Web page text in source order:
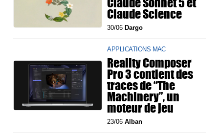
Claude Science
30/06 Dargo
APPLICATIONS MAC
Reality Composer
Pro 3 contient des
traces de “The
Machinery”, un
moteur de jeu
23/06Alban